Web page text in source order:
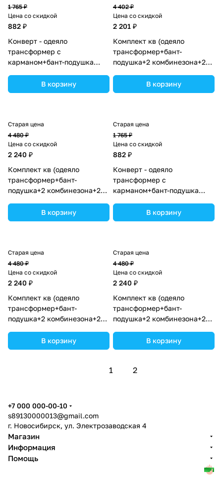
1 765 ₽
Цена со скидкой
882 ₽
Конверт - одеяло
трансформер с
карманом+бант-подушка
(№7496-0-1_06) цвета в
ассортименте.
В корзину
4 402 ₽
Цена со скидкой
2 201 ₽
Комплект кв (одеяло
трансформер+бант-
подушка+2 комбинезона+2
цвета в ассортименте.
В корзину
Старая цена
4 480 ₽
Цена со скидкой
2 240 ₽
Комплект кв (одеяло
трансформер+бант-
подушка+2 комбинезона+2
2_15) цвета в ассортименте.
В корзину
Старая цена
1 765 ₽
Цена со скидкой
882 ₽
Конверт - одеяло
трансформер с
карманом+бант-подушка
(№7496-0-1_02) цвета в
ассортименте.
В корзину
Старая цена
4 480 ₽
Цена со скидкой
2 240 ₽
Комплект кв (одеяло
трансформер+бант-
подушка+2 комбинезона+2
цвета в ассортименте.
В корзину
Старая цена
4 480 ₽
Цена со скидкой
2 240 ₽
Комплект кв (одеяло
трансформер+бант-
подушка+2 комбинезона+2
2_13) цвета в ассортименте.
В корзину
1 2
+7 000 000-00-10
s89130000013@gmail.com
г. Новосибирск, ул. Электрозаводская 4
Магазин
Информация
Помощь